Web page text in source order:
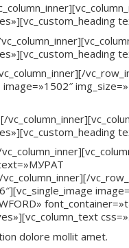
text=»МУРАТ
dolore mollit amet.